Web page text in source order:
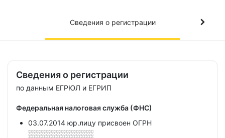
Сведения о регистрации
Сведения о регистрации
по данным ЕГРЮЛ и ЕГРИП
Федеральная налоговая служба (ФНС)
03.07.2014 юр.лицу присвоен ОГРН
░░░░░░░░░░░░░